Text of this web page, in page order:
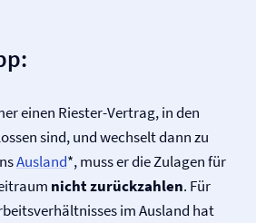
einen Riester-Vertrag, in den
sind, und wechselt dann zu
Ausland*, muss er die Zulagen für
nicht zurückzahlen. Für
im Ausland hat